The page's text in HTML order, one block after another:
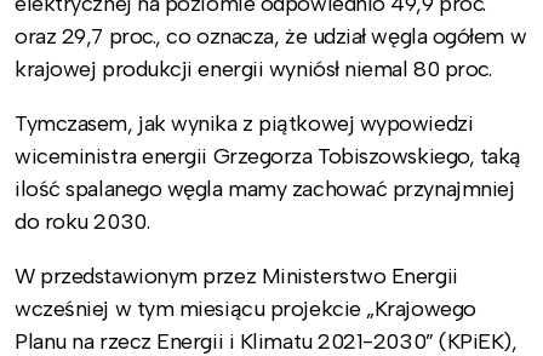
oraz 29,7 proc., co oznacza, że udział węgla ogółem w
krajowej produkcji energii wyniósł niemal 80 proc.
Tymczasem, jak wynika z piątkowej wypowiedzi
wiceministra energii Grzegorza Tobiszowskiego, taką
ilość spalanego węgla mamy zachować przynajmniej
do roku 2030.
W przedstawionym przez Ministerstwo Energii
wcześniej w tym miesiącu projekcie „Krajowego
Planu na rzecz Energii i Klimatu 2021-2030” (KPiEK),